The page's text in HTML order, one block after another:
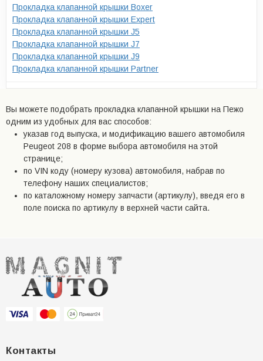
Прокладка клапанной крышки Boxer
Прокладка клапанной крышки Expert
Прокладка клапанной крышки J5
Прокладка клапанной крышки J7
Прокладка клапанной крышки J9
Прокладка клапанной крышки Partner
Вы можете подобрать прокладка клапанной крышки на Пежо
одним из удобных для вас способов:
указав год выпуска, и модификацию вашего автомобиля
Peugeot 208 в форме выбора автомобиля на этой
странице;
по VIN коду (номеру кузова) автомобиля, набрав по
телефону наших специалистов;
по каталожному номеру запчасти (артикулу), введя его в
поле поиска по артикулу в верхней части сайта.
Контакты